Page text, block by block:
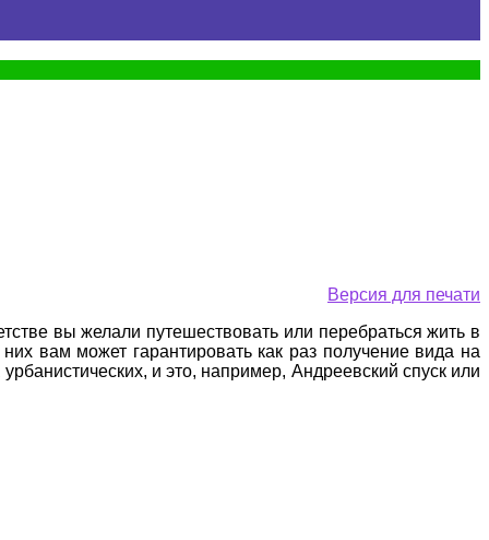
Версия для печати
вы желали путешествовать или перебраться жить в
вам может гарантировать как раз получение вида на
и это, например, Андреевский спуск или